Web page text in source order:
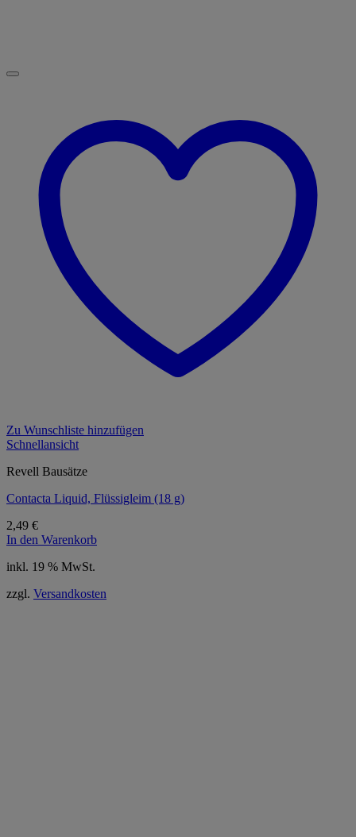
Zu Wunschliste hinzufügen
Schnellansicht
Revell Bausätze
Contacta Liquid, Flüssigleim (18 g)
2,49 €
In den Warenkorb
inkl. 19 % MwSt.
zzgl. Versandkosten